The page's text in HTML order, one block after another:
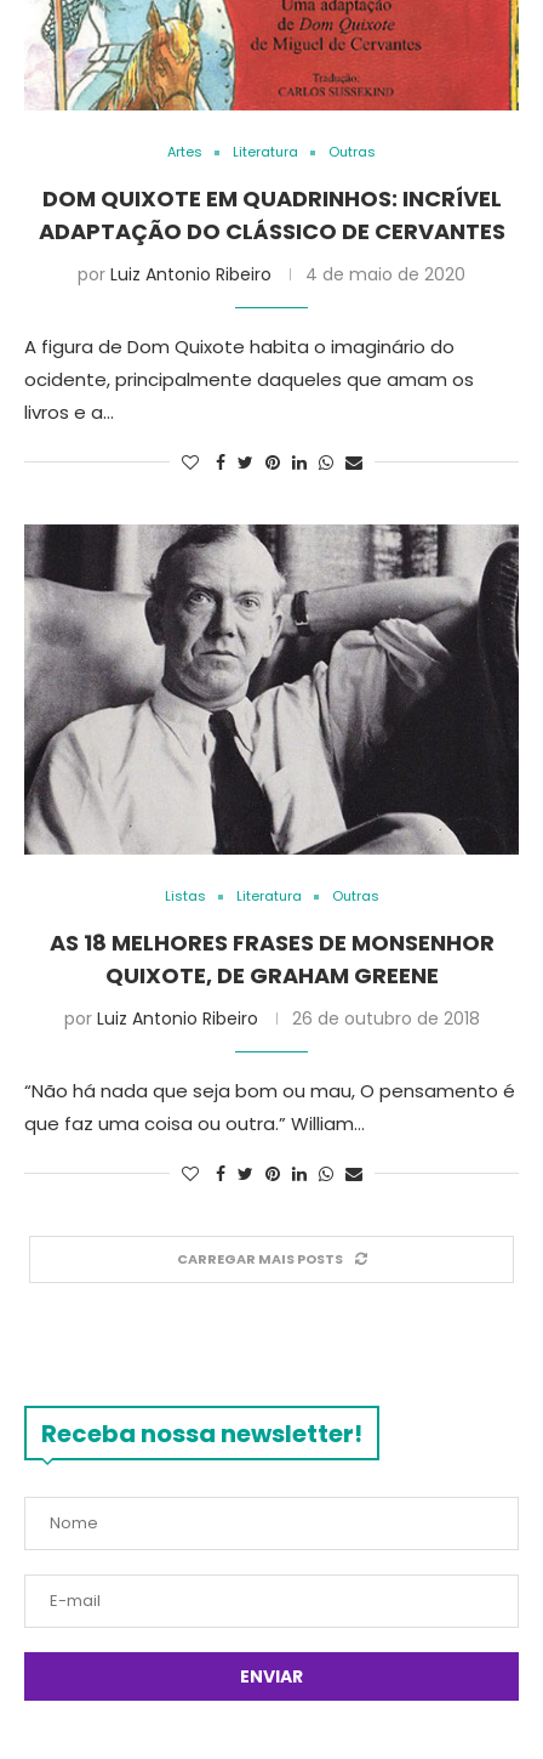
Artes Literatura Outras
DOM QUIXOTE EM QUADRINHOS: INCRÍVEL
ADAPTAÇÃO DO CLÁSSICO DE CERVANTES
por Luiz Antonio Ribeiro 4 de maio de 2020
A figura de Dom Quixote habita o imaginário do
ocidente, principalmente daqueles que amam os
livros e a…
Listas Literatura Outras
AS 18 MELHORES FRASES DE MONSENHOR
QUIXOTE, DE GRAHAM GREENE
por Luiz Antonio Ribeiro 26 de outubro de 2018
“Não há nada que seja bom ou mau, O pensamento é
que faz uma coisa ou outra.” William…
CARREGAR MAIS POSTS
Receba nossa newsletter!